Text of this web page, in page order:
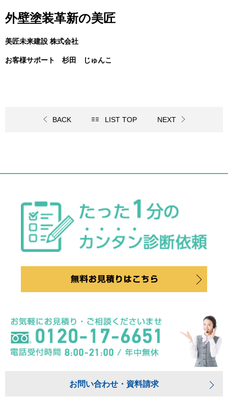
外壁塗装革新の美匠
美匠未来建設 株式会社
お客様サポート 杉田 じゅんこ
BACK LIST TOP NEXT
お問い合わせ・資料請求